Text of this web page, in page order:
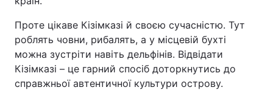
Проте цікаве Кізімказі й своєю сучасністю. Тут
роблять човни, рибалять, а у місцевій бухті
можна зустріти навіть дельфінів. Відвідати
Кізімказі – це гарний спосіб доторкнутись до
справжньої автентичної культури острову.